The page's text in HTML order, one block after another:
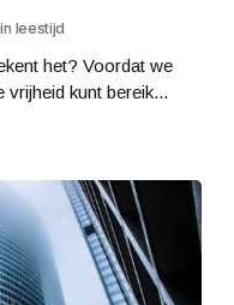
leestijd
het? Voordat we
vrijheid kunt bereik...